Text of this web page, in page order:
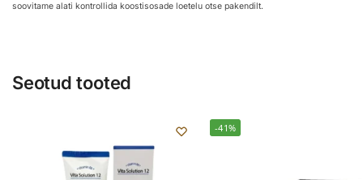
soovitame alati kontrollida koostisosade loetelu otse pakendilt.
Seotud tooted
-41%